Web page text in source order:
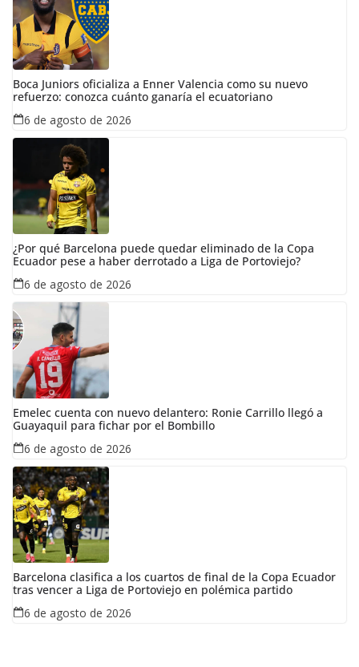
Boca Juniors oficializa a Enner Valencia como su nuevo
refuerzo: conozca cuánto ganaría el ecuatoriano
6 de agosto de 2026
¿Por qué Barcelona puede quedar eliminado de la Copa
Ecuador pese a haber derrotado a Liga de Portoviejo?
6 de agosto de 2026
Emelec cuenta con nuevo delantero: Ronie Carrillo llegó a
Guayaquil para fichar por el Bombillo
6 de agosto de 2026
Barcelona clasifica a los cuartos de final de la Copa Ecuador
tras vencer a Liga de Portoviejo en polémica partido
6 de agosto de 2026